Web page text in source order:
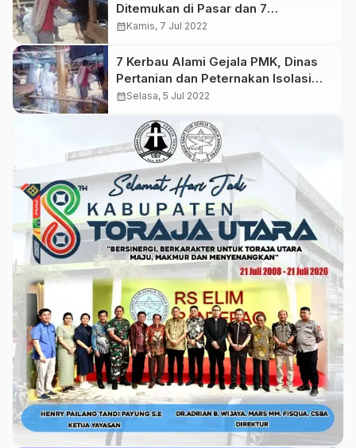
Ditemukan di Pasar dan 7
Kecamatan di Toraja Utara
calendar_monthKamis, 7 Jul 2022
7 Kerbau Alami Gejala PMK, Dinas
Pertanian dan Peternakan Isolasi
Pasar Hewan Bolu
calendar_monthSelasa, 5 Jul 2022